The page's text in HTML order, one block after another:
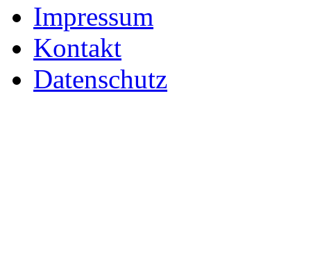
Impressum
Kontakt
Datenschutz